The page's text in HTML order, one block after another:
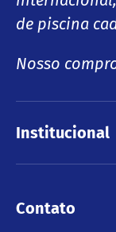
de piscina
Nosso
Institucional
Contato